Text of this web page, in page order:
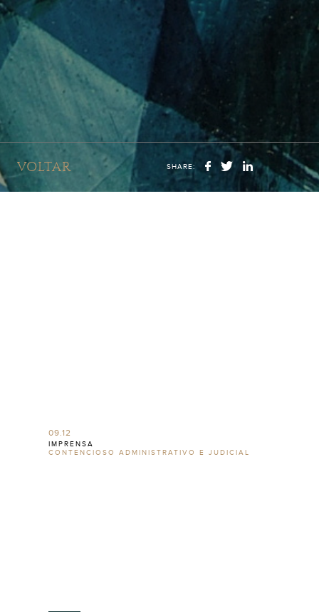
VOLTAR SHARE:
09.12
IMPRENSA
CONTENCIOSO ADMINISTRATIVO E JUDICIAL